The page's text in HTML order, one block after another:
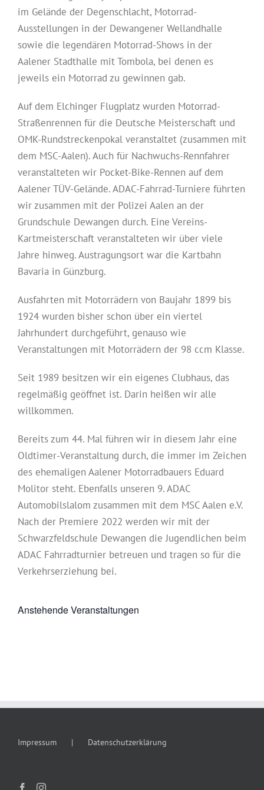
im Gelände der Degenschlacht, Motorrad-
Ausstellungen in der Dewangener Wellandhalle
sowie die legendären Motorrad-Shows in der
Aalener Stadthalle mit Tombola, bei denen es
jeweils ein Motorrad zu gewinnen gab.
Auf dem Elchinger Flugplatz wurden Motorrad-
Straßenrennen für die Deutsche Meisterschaft und
OMK-Rundstreckenpokal veranstaltet (zusammen mit
dem MSC-Aalen). Auch für Nachwuchs-Rennfahrer
veranstalteten wir Pocket-Bike-Rennen auf dem
Aalener TÜV-Gelände. ADAC-Fahrrad-Turniere führten
wir zusammen mit der Polizei Aalen an der
Grundschule Dewangen durch. Eine Vereins-
Kartmeisterschaft veranstalteten wir über viele
Jahre hinweg. Austragungsort war die Kartbahn
Bavaria in Günzburg.
Ausfahrten mit Motorrädern von Baujahr 1899 bis
1924 wurden bisher schon über ein viertel
Jahrhundert durchgeführt, genauso wie
Veranstaltungen mit Motorrädern der 98 ccm Klasse.
Seit 1989 besitzen wir ein eigenes Clubhaus, das
regelmäßig geöffnet ist. Darin heißen wir alle
willkommen.
Bereits zum 44. Mal führen wir in diesem Jahr eine
Oldtimer-Veranstaltung durch, die immer im Zeichen
des ehemaligen Aalener Motorradbauers Eduard
Molitor steht. Ebenfalls unseren 9. ADAC
Automobilslalom zusammen mit dem MSC Aalen e.V.
Nach der Premiere 2022 werden wir mit der
Schwarzfeldschule Dewangen die Jugendlichen beim
ADAC Fahrradturnier betreuen und tragen so für die
Verkehrserziehung bei.
Anstehende Veranstaltungen
Impressum Datenschutzerklärung